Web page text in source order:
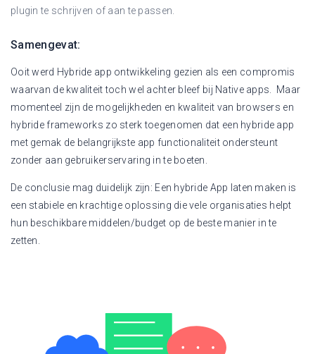
plugin te schrijven of aan te passen.
Samengevat:
Ooit werd Hybride app ontwikkeling gezien als een compromis
waarvan de kwaliteit toch wel achter bleef bij Native apps. Maar
momenteel zijn de mogelijkheden en kwaliteit van browsers en
hybride frameworks zo sterk toegenomen dat een hybride app
met gemak de belangrijkste app functionaliteit ondersteunt
zonder aan gebruikerservaring in te boeten.
De conclusie mag duidelijk zijn: Een hybride App laten maken is
een stabiele en krachtige oplossing die vele organisaties helpt
hun beschikbare middelen/budget op de beste manier in te
zetten.